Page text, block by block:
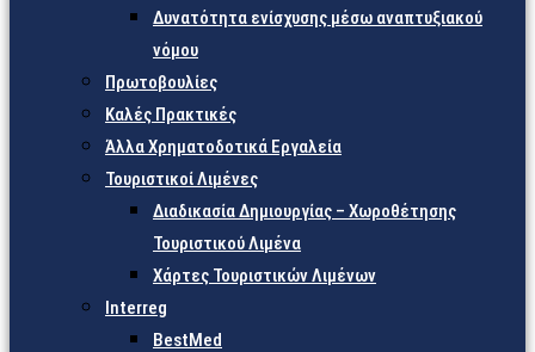
Δυνατότητα ενίσχυσης μέσω αναπτυξιακού
νόμου
Πρωτοβουλίες
Καλές Πρακτικές
Άλλα Χρηματοδοτικά Εργαλεία
Τουριστικοί Λιμένες
Διαδικασία Δημιουργίας – Χωροθέτησης
Τουριστικού Λιμένα
Χάρτες Τουριστικών Λιμένων
Interreg
BestMed